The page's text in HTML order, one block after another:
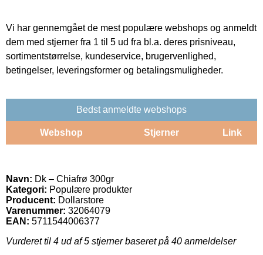
Vi har gennemgået de mest populære webshops og anmeldt
dem med stjerner fra 1 til 5 ud fra bl.a. deres prisniveau,
sortimentstørrelse, kundeservice, brugervenlighed,
betingelser, leveringsformer og betalingsmuligheder.
Bedst anmeldte webshops
Webshop Stjerner Link
Navn: Dk – Chiafrø 300gr
Kategori: Populære produkter
Producent: Dollarstore
Varenummer: 32064079
EAN: 5711544006377
Vurderet til 4 ud af 5 stjerner baseret på 40 anmeldelser